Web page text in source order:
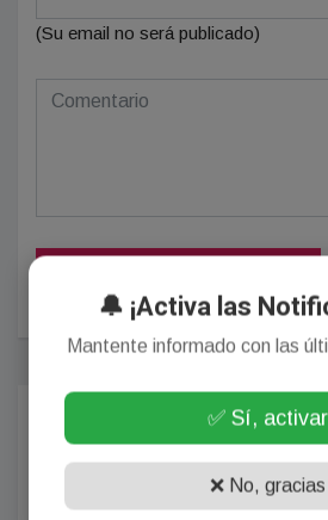
(Su email no será publicado)
🔔 ¡Activa las
Mantente informado con las
✅ Sí, activar
❌ No, gracias